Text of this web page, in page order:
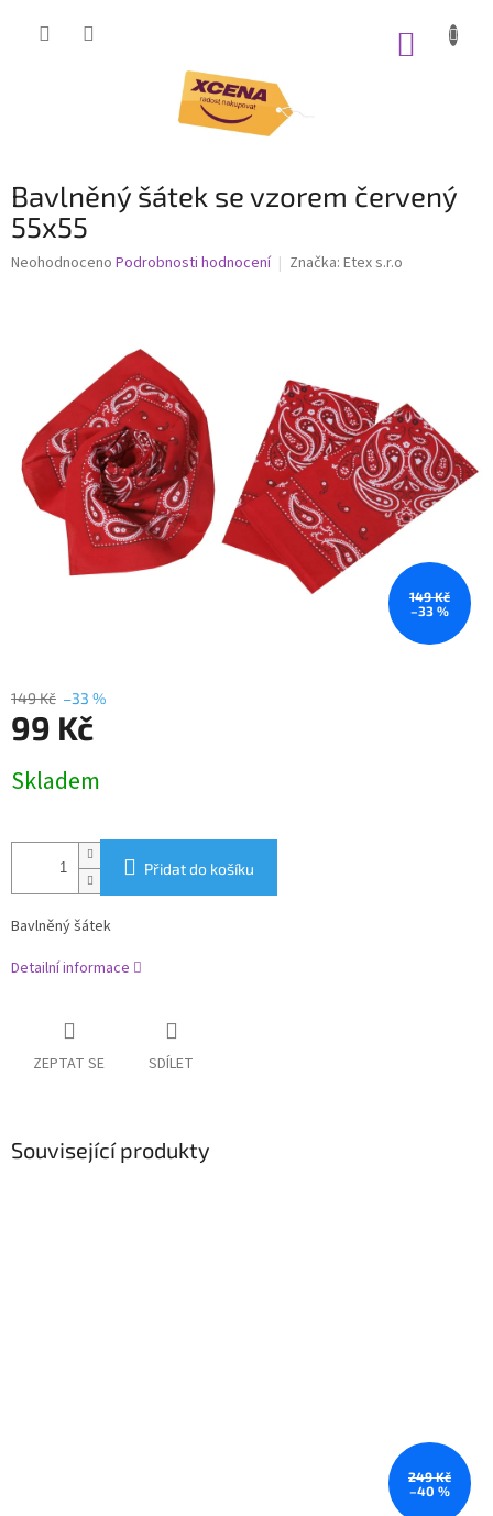
Bavlněný šátek se vzorem červený
55x55
Průměrné
hvězdiček.
Neohodnoceno Podrobnosti hodnocení Značka: Etex s.r.o
149 Kč
–33 %
149 Kč –33 %
99 Kč
cena:
Skladem
Přidat do košíku
Bavlněný šátek
Detailní informace
ZEPTAT SE SDÍLET
Související produkty
249 Kč
–40 %